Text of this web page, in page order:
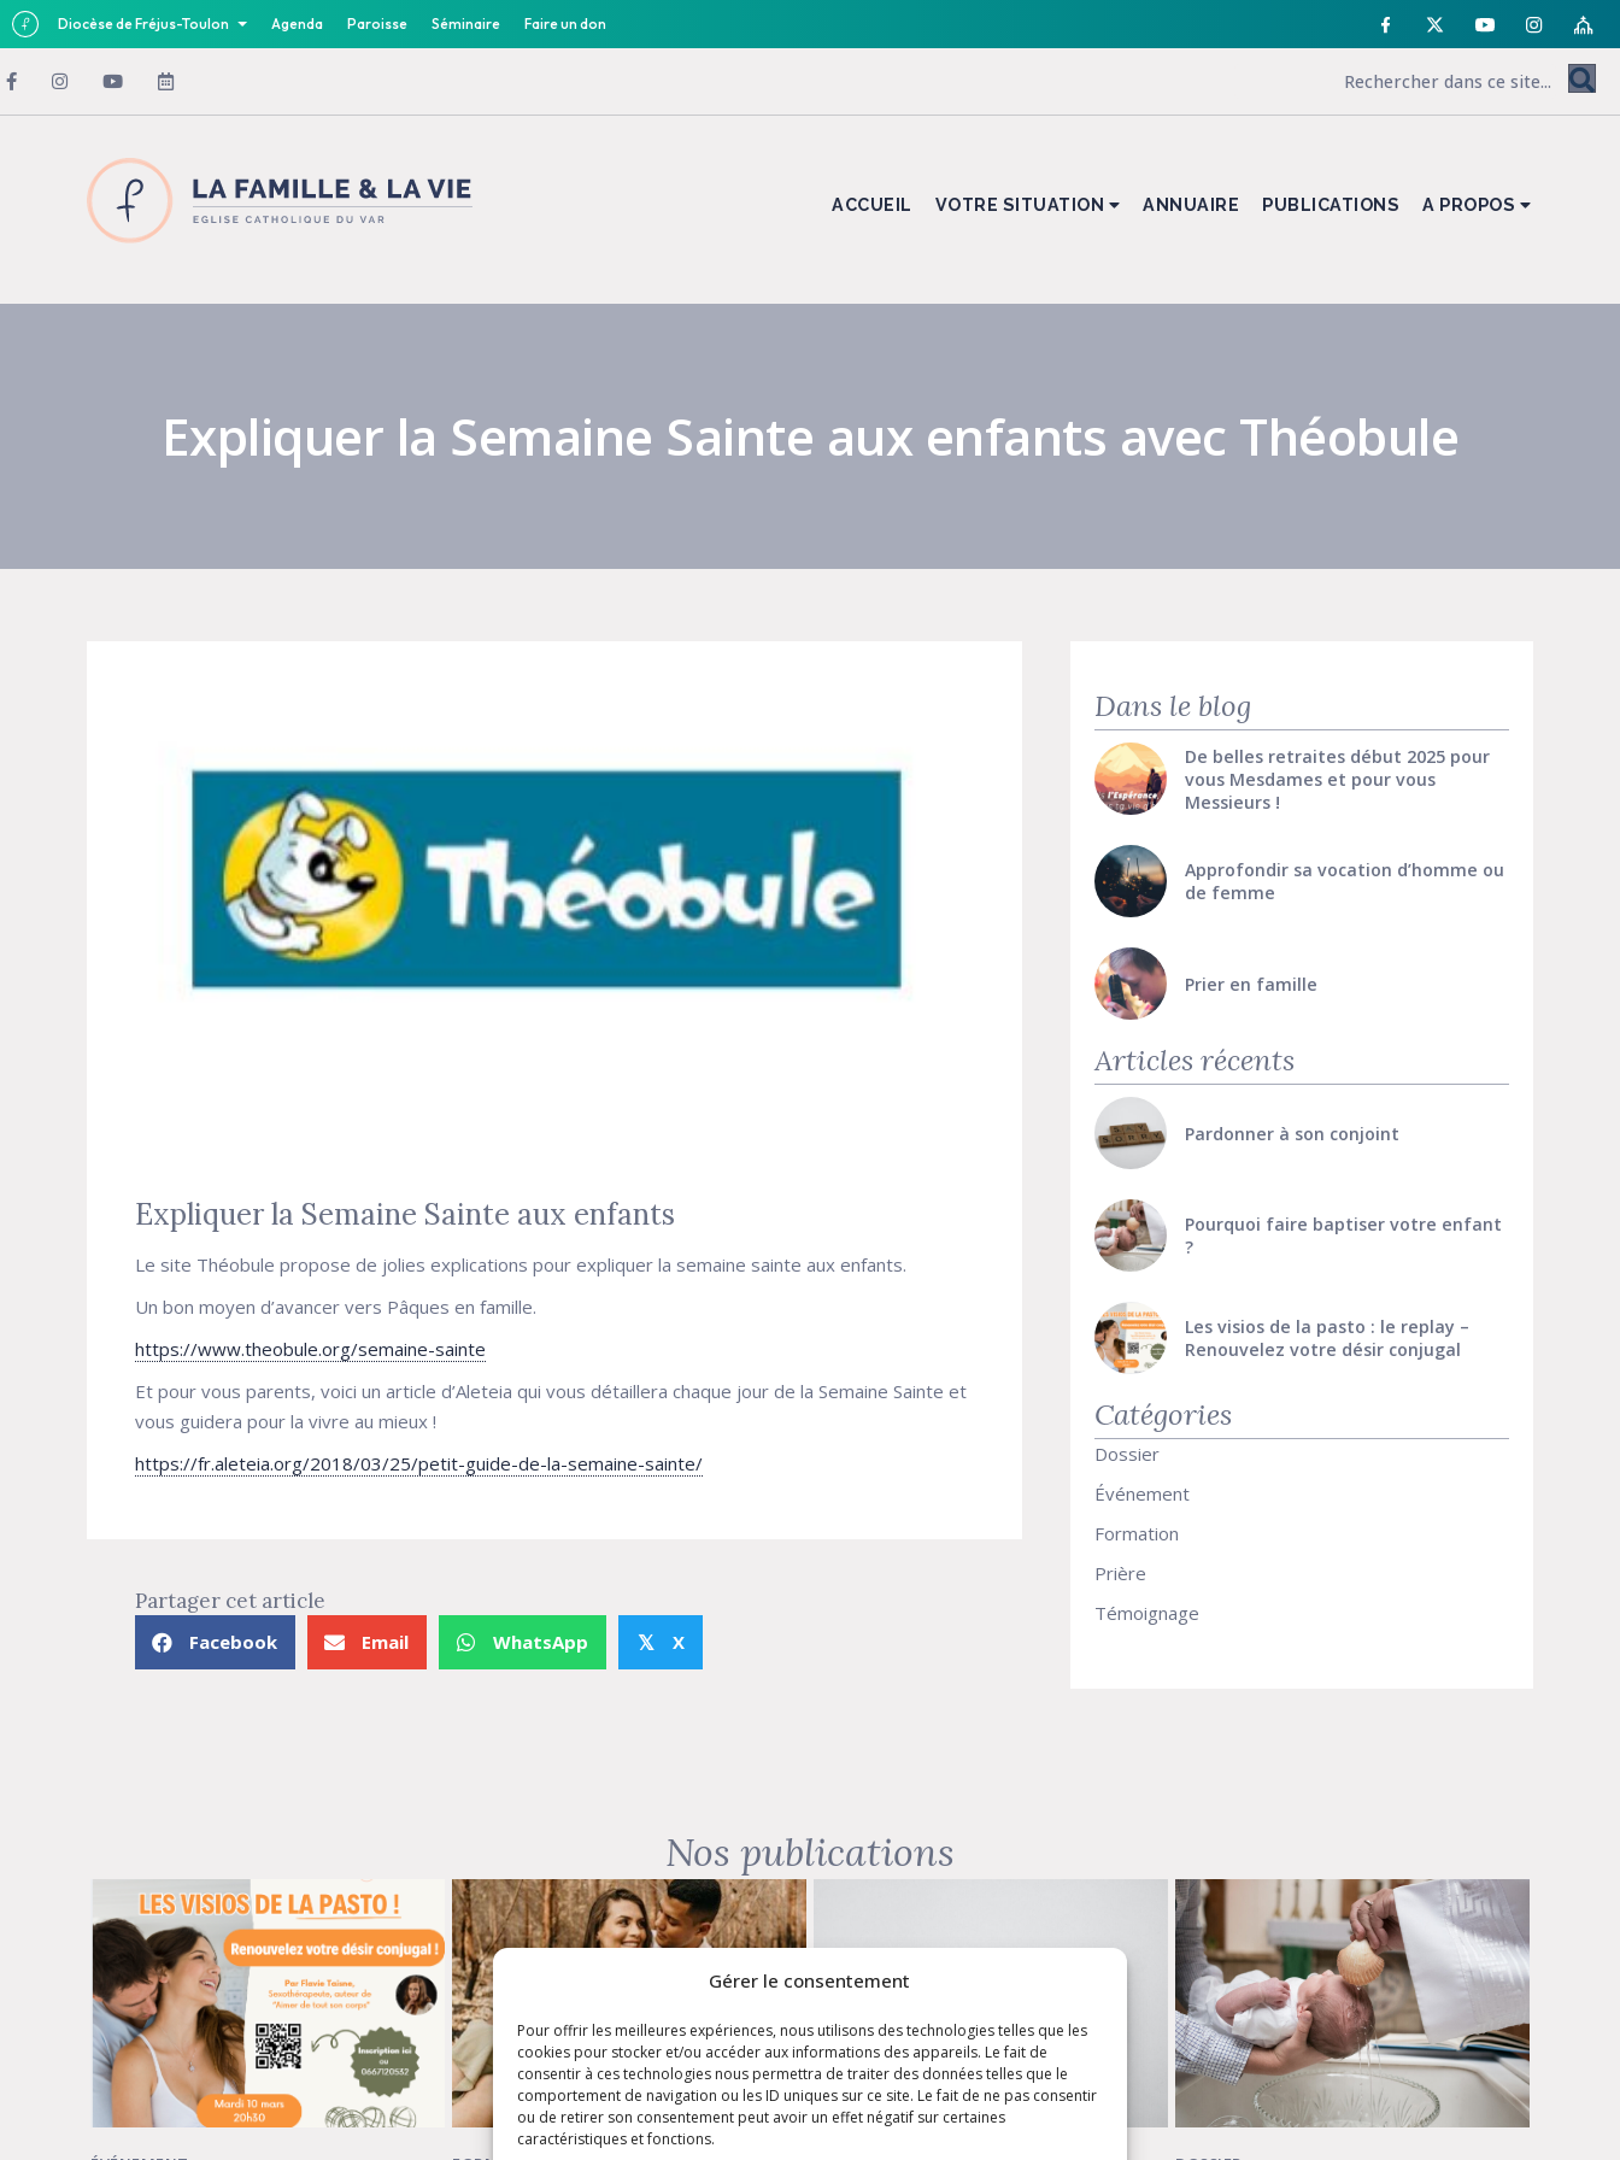
Diocèse de Fréjus-Toulon Agenda Paroisse Séminaire Faire un don
Gérer le consentement
Pour offrir les meilleures expériences, nous utilisons des technologies telles que les
cookies pour stocker et/ou accéder aux informations des appareils. Le fait de
consentir à ces technologies nous permettra de traiter des données telles que le
comportement de navigation ou les ID uniques sur ce site. Le fait de ne pas consentir
ou de retirer son consentement peut avoir un effet négatif sur certaines
caractéristiques et fonctions.
ACCUEIL VOTRE SITUATION ANNUAIRE PUBLICATIONS A PROPOS
Expliquer la Semaine Sainte aux enfants avec Théobule
Expliquer la Semaine Sainte aux enfants
Le site Théobule propose de jolies explications pour expliquer la semaine sainte aux enfants.
Un bon moyen d’avancer vers Pâques en famille.
https://www.theobule.org/semaine-sainte
Et pour vous parents, voici un article d’Aleteia qui vous détaillera chaque jour de la Semaine Sainte et
vous guidera pour la vivre au mieux !
https://fr.aleteia.org/2018/03/25/petit-guide-de-la-semaine-sainte/
Partager cet article
Facebook Email WhatsApp 𝕏 X
Dans le blog
De belles retraites début 2025 pour
vous Mesdames et pour vous
Messieurs !
Approfondir sa vocation d’homme ou
de femme
Prier en famille
Articles récents
Pardonner à son conjoint
Pourquoi faire baptiser votre enfant
?
Les visios de la pasto : le replay –
Renouvelez votre désir conjugal
Catégories
Dossier
Événement
Formation
Prière
Témoignage
Nos publications